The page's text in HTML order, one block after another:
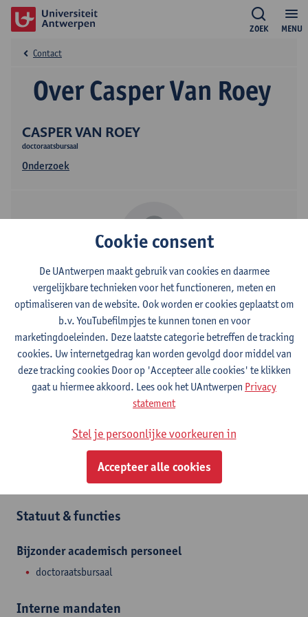
MENU
ZOEK
CASPER VAN ROEY
doctoraatsbursaal
Onderzoek
Over Casper Van Roey
Contact
Contact
Stadscampus
Toon e-mailadres
Sint-Jacobstraat 2
2000 Antwerpen, BEL
Departement Opleidings- en Onderwijswetenschappen
Statuut & functies
Bijzonder academisch personeel
doctoraatsbursaal
Interne mandaten
Cookie consent
De UAntwerpen maakt gebruik van cookies en daarmee
vergelijkbare technieken voor het functioneren, meten en
optimaliseren van de website. Ook worden er cookies geplaatst om
b.v. YouTubefilmpjes te kunnen tonen en voor
marketingdoeleinden. Deze laatste categorie betreffen de tracking
cookies. Uw internetgedrag kan worden gevolgd door middel van
deze tracking cookies Door op 'Accepteer alle cookies' te klikken
gaat u hiermee akkoord. Lees ook het UAntwerpen Privacy
statement
Stel je persoonlijke voorkeuren in
Accepteer alle cookies